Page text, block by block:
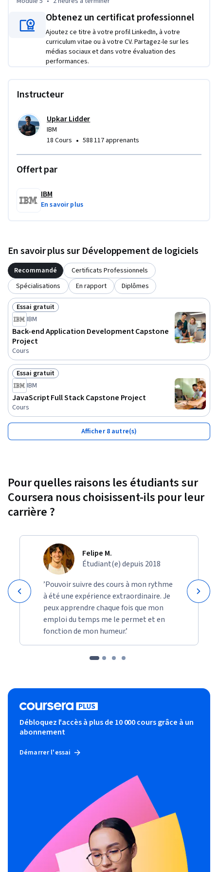
Avant de commencer ce cours, nous vous recommandons de
suivre tous les autres cours proposés dans le cadre du
certificat professionnel IBM JavaScript Back-end Software
Obtenez un certificat professionnel
Ajoutez ce titre à votre profil LinkedIn, à votre
curriculum vitae ou à votre CV. Partagez-le sur les
médias sociaux et dans votre évaluation des
performances.
Instructeur
Upkar Lidder
IBM
18 Cours • 588 117 apprenants
Offert par
IBM
En savoir plus
En savoir plus sur Développement de logiciels
Recommandé
Certificats Professionnels
Spécialisations
En rapport Diplômes
Statut : Essai gratuit
Essai gratuit
IBM
Back-end Application Development Capstone
Project
Cours
Statut : Essai gratuit
Essai gratuit
IBM
JavaScript Full Stack Capstone Project
Cours
Afficher 8 autre(s)
Pour quelles raisons les étudiants sur
Coursera nous choisissent-ils pour leur
carrière ?
Felipe M.
Étudiant(e) depuis 2018
’Pouvoir suivre des cours à mon rythme
à été une expérience extraordinaire. Je
peux apprendre chaque fois que mon
emploi du temps me le permet et en
fonction de mon humeur.’
Débloquez l'accès à plus de 10 000 cours grâce à un
abonnement
Démarrer l'essai